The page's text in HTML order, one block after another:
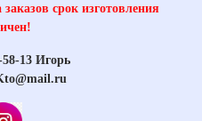
срок изготовления
13 Игорь